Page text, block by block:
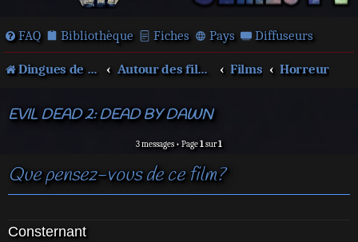
FAQ Bibliothèque Fiches Pays Diffuseurs
Dingues de séries télé ! Autour des films et séries Films Horreur
EVIL DEAD 2: DEAD BY DAWN
3 messages • Page1sur1
Que pensez-vous de ce film?
Consternant